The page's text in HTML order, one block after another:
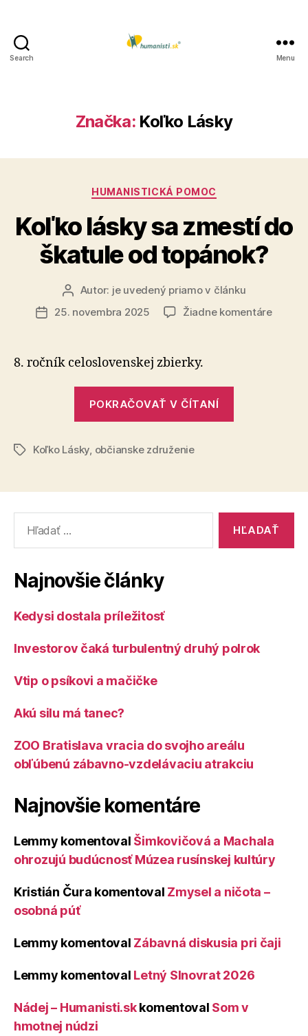
Search Menu
Značka: Koľko Lásky
Kategórie
HUMANISTICKÁ POMOC
Koľko lásky sa zmestí do
škatule od topánok?
AutorAutor: je uvedený priamo v článku
Dátum
25. novembra 2025 Žiadne komentárena
8. ročník celoslovenskej zbierky.
POKRAČOVAŤ V ČÍTANÍ
škatule
topánok?“
ZnačkyKoľko Lásky, občianske združenie
Najnovšie články
Kedysi dostala príležitosť
Investorov čaká turbulentný druhý polrok
Vtip o psíkovi a mačičke
Akú silu má tanec?
ZOO Bratislava vracia do svojho areálu
obľúbenú zábavno-vzdelávaciu atrakciu
Najnovšie komentáre
Lemmy komentoval Šimkovičová a Machala
ohrozujú budúcnosť Múzea rusínskej kultúry
Kristián Čura komentoval Zmysel a ničota –
osobná púť
Lemmy komentoval Zábavná diskusia pri čaji
Lemmy komentoval Letný Slnovrat 2026
Nádej – Humanisti.skkomentoval Som v
hmotnej núdzi